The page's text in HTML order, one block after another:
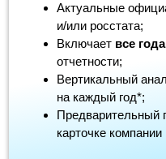
Актуальные
и/или росстата;
Включает все года
отчетности;
Вертикальный
на каждый год*;
Предварительный
карточке компании